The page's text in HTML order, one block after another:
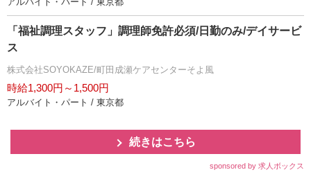
「福祉調理スタッフ」調理師免許必須/日勤のみ/デイサービ
ス
株式会社SOYOKAZE/町田成瀬ケアセンターそよ風
時給1,300円～1,500円
アルバイト・パート / 東京都
続きはこちら
sponsored by 求人ボックス